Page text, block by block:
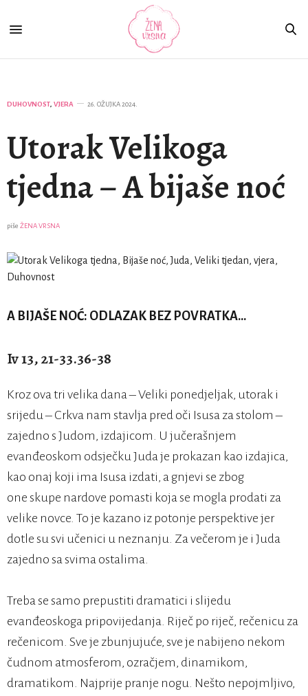
DUHOVNOST, VJERA 26. OŽUJKA 2024.
Utorak Velikoga
tjedna – A bijaše noć
piše ŽENA VRSNA
A BIJAŠE NOĆ: ODLAZAK BEZ POVRATKA…
Iv 13, 21-33.36-38
Kroz ova tri velika dana – Veliki ponedjeljak, utorak i
srijedu – Crkva nam stavlja pred oči Isusa za stolom –
zajedno s Judom, izdajicom. U jučerašnjem
evanđeoskom odsječku Juda je prokazan kao izdajica,
kao onaj koji ima Isusa izdati, a gnjevi se zbog
one skupe nardove pomasti koja se mogla prodati za
velike novce. To je kazano iz potonje perspektive jer
dotle su svi učenici u neznanju. Za večerom je i Juda
zajedno sa svima ostalima.
Treba se samo prepustiti dramatici i slijedu
evanđeoskoga pripovijedanja. Riječ po riječ, rečenicu za
rečenicom. Sve je zbunjujuće, sve je nabijeno nekom
čudnom atmosferom, ozračjem, dinamikom,
dramatikom. Najprije pranje nogu. Nešto nepojmljivo,